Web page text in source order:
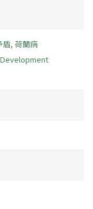
盾, 荷蘭病
Development